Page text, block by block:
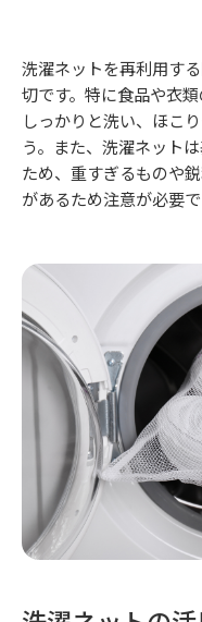
洗濯ネットを再利用す
切です。特に食品や衣
しっかりと洗い、ほこ
う。また、洗濯ネット
ため、重すぎるものや
があるため注意が必要で